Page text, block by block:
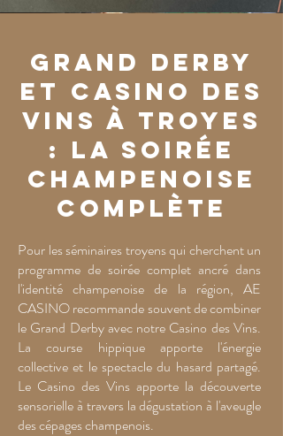
Grand Derby
et Casino des
Vins à Troyes
: la soirée
champenoise
complète
Pour les séminaires troyens qui cherchent un
programme de soirée complet ancré dans
l'identité champenoise de la région, AE
CASINO recommande souvent de combiner
le Grand Derby avec notre Casino des Vins.
La course hippique apporte l'énergie
collective et le spectacle du hasard partagé.
Le Casino des Vins apporte la découverte
sensorielle à travers la dégustation à l'aveugle
des cépages champenois.